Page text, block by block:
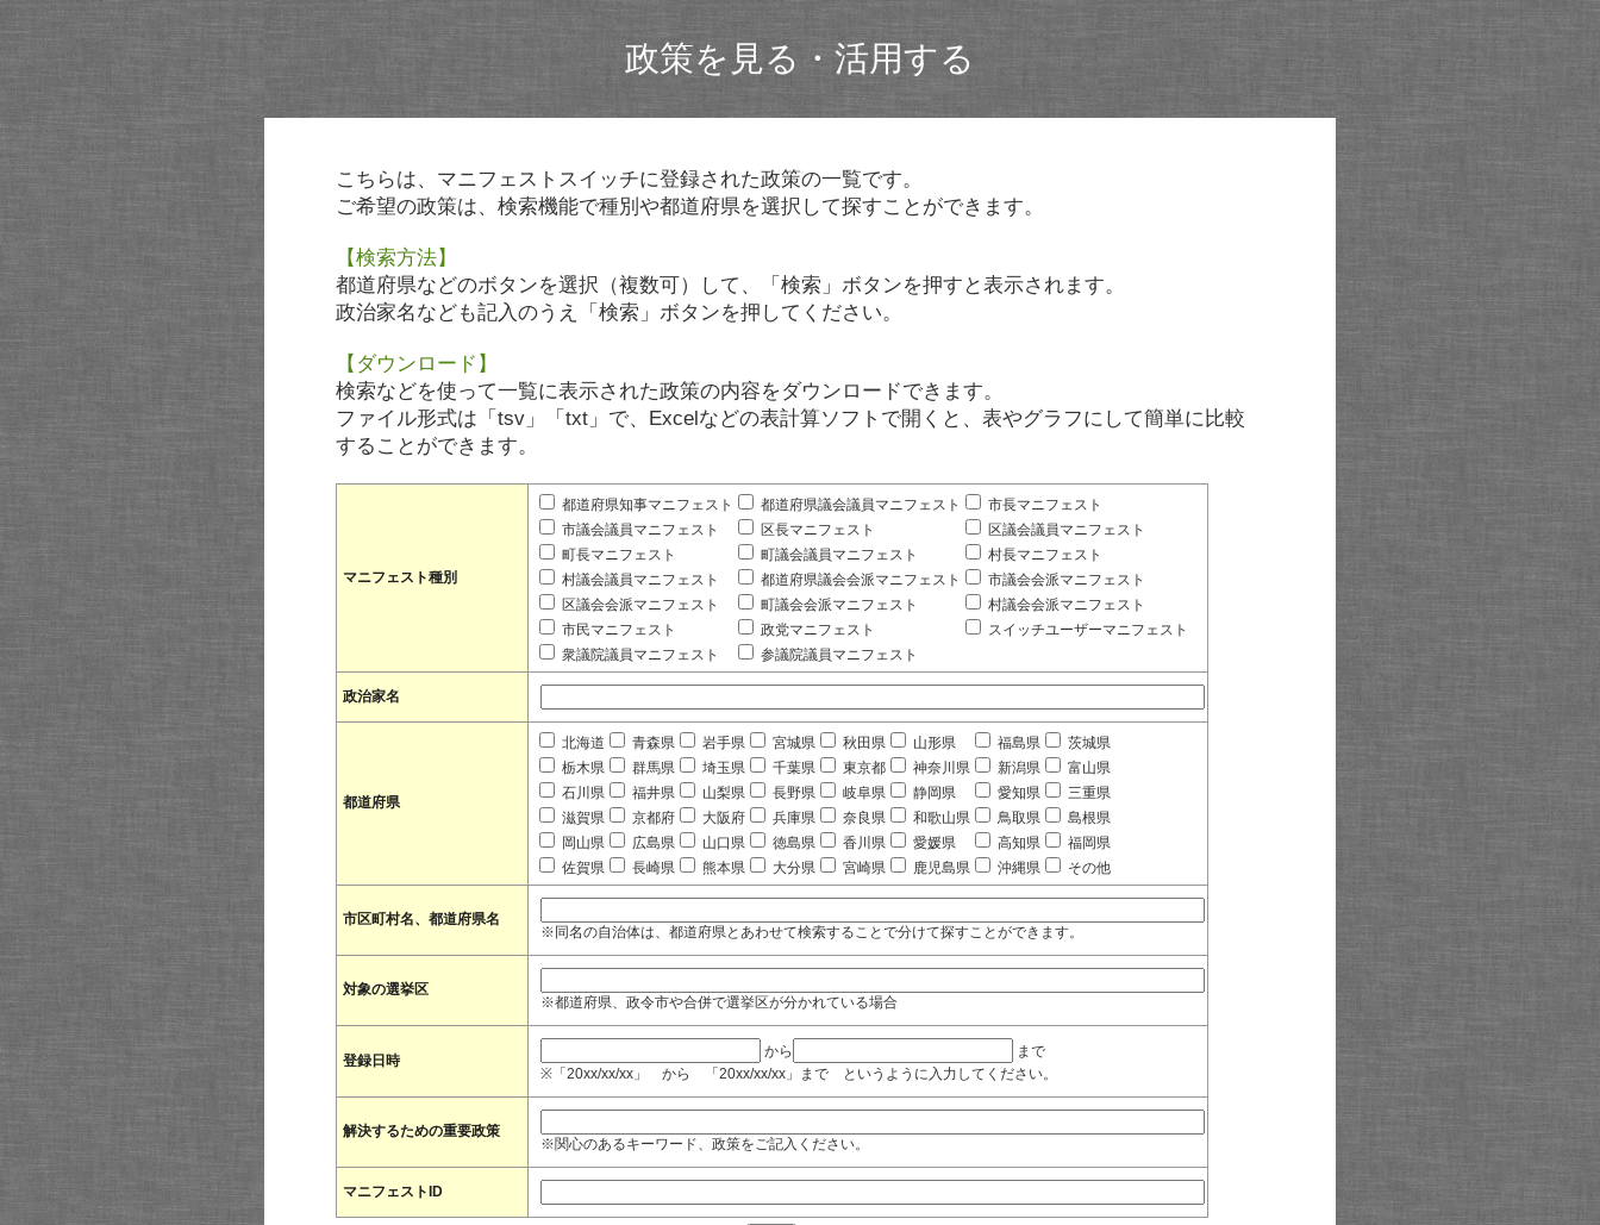
政策を見る・活用する
こちらは、マニフェストスイッチに登録された政策の一覧です。
ご希望の政策は、検索機能で種別や都道府県を選択して探すことができます。
【検索方法】
都道府県などのボタンを選択（複数可）して、「検索」ボタンを押すと表示されます。
政治家名なども記入のうえ「検索」ボタンを押してください。
【ダウンロード】
検索などを使って一覧に表示された政策の内容をダウンロードできます。
ファイル形式は「tsv」「txt」で、Excelなどの表計算ソフトで開くと、表やグラフにして簡単に比較
することができます。
マニフェスト種別
都道府県知事マニフェスト 都道府県議会議員マニフェスト
市長マニフェスト
市議会議員マニフェスト
区長マニフェスト
区議会議員マニフェスト
町長マニフェスト
町議会議員マニフェスト
村長マニフェスト
村議会議員マニフェスト
都道府県議会会派マニフェスト
市議会会派マニフェスト
区議会会派マニフェスト
町議会会派マニフェスト
村議会会派マニフェスト
市民マニフェスト
政党マニフェスト
スイッチユーザーマニフェスト
衆議院議員マニフェスト
参議院議員マニフェスト
政治家名
都道府県
北海道 青森県 岩手県 宮城県 秋田県 山形県 福島県
茨城県
栃木県
群馬県 埼玉県 千葉県 東京都 神奈川県 新潟県
富山県
石川県
福井県 山梨県 長野県 岐阜県 静岡県 愛知県
三重県
滋賀県
京都府 大阪府 兵庫県 奈良県 和歌山県 鳥取県
島根県
岡山県
広島県 山口県 徳島県 香川県 愛媛県 高知県
福岡県
佐賀県
長崎県 熊本県 大分県 宮崎県 鹿児島県 沖縄県 その他
市区町村名、都道府県名
※同名の自治体は、都道府県とあわせて検索することで分けて探すことができます。
対象の選挙区
※都道府県、政令市や合併で選挙区が分かれている場合
登録日時
から
まで
※「20xx/xx/xx」 から 「20xx/xx/xx」まで というように入力してください。
解決するための重要政策
※関心のあるキーワード、政策をご記入ください。
マニフェストID